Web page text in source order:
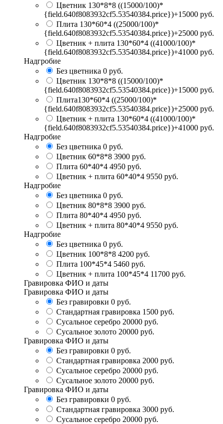
Цветник 130*8*8 ((15000/100)*
{field.640f8083932cf5.53540384.price})+15000 руб.
Плита 130*60*4 ((25000/100)*
{field.640f8083932cf5.53540384.price})+25000 руб.
Цветник + плита 130*60*4 ((41000/100)*
{field.640f8083932cf5.53540384.price})+41000 руб.
Надгробие
Без цветника 0 руб.
Цветник 130*8*8 ((15000/100)*
{field.640f8083932cf5.53540384.price})+15000 руб.
Плита130*60*4 ((25000/100)*
{field.640f8083932cf5.53540384.price})+25000 руб.
Цветник + плита 130*60*4 ((41000/100)*
{field.640f8083932cf5.53540384.price})+41000 руб.
Надгробие
Без цветника 0 руб.
Цветник 60*8*8 3900 руб.
Плита 60*40*4 4950 руб.
Цветник + плита 60*40*4 9550 руб.
Надгробие
Без цветника 0 руб.
Цветник 80*8*8 3900 руб.
Плита 80*40*4 4950 руб.
Цветник + плита 80*40*4 9550 руб.
Надгробие
Без цветника 0 руб.
Цветник 100*8*8 4200 руб.
Плита 100*45*4 5460 руб.
Цветник + плита 100*45*4 11700 руб.
Гравировка ФИО и даты
Гравировка ФИО и даты
Без гравировки 0 руб.
Стандартная гравировка 1500 руб.
Сусальное серебро 20000 руб.
Сусальное золото 20000 руб.
Гравировка ФИО и даты
Без гравировки 0 руб.
Стандартная гравировка 2000 руб.
Сусальное серебро 20000 руб.
Сусальное золото 20000 руб.
Гравировка ФИО и даты
Без гравировки 0 руб.
Стандартная гравировка 3000 руб.
Сусальное серебро 20000 руб.